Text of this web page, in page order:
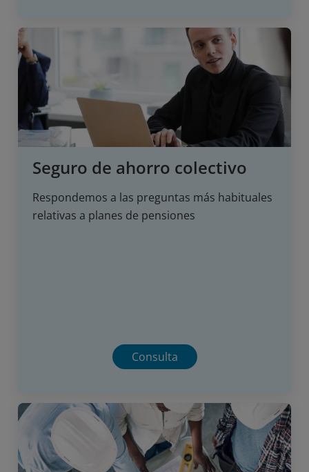
Seguro de ahorro colectivo
Respondemos a las preguntas más habituales
relativas a planes de pensiones
Consulta